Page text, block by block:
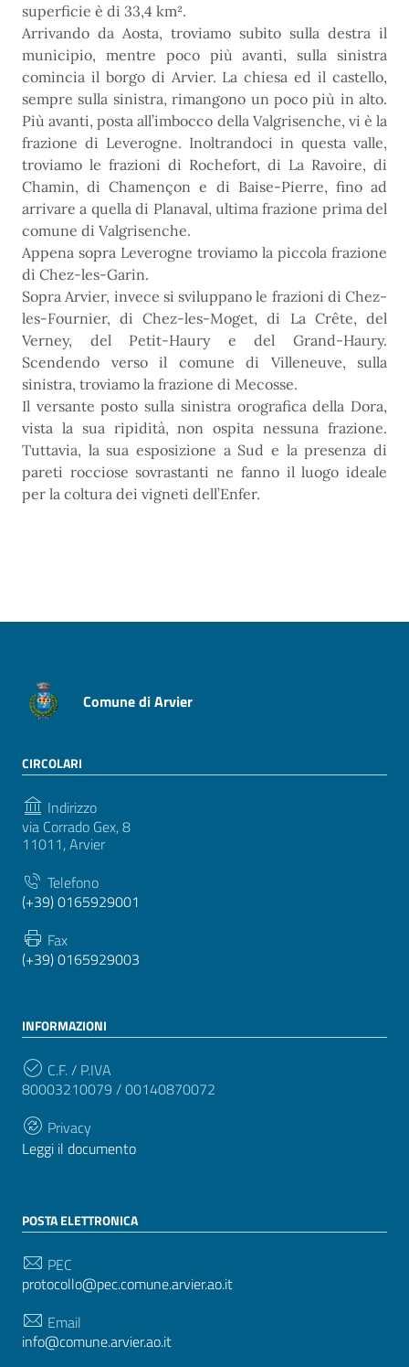
superficie è di 33,4 km².
Arrivando da Aosta, troviamo subito sulla destra il
municipio, mentre poco più avanti, sulla sinistra
comincia il borgo di Arvier. La chiesa ed il castello,
sempre sulla sinistra, rimangono un poco più in alto.
Più avanti, posta all’imbocco della Valgrisenche, vi è la
frazione di Leverogne. Inoltrandoci in questa valle,
troviamo le frazioni di Rochefort, di La Ravoire, di
Chamin, di Chamençon e di Baise-Pierre, fino ad
arrivare a quella di Planaval, ultima frazione prima del
comune di Valgrisenche.
Appena sopra Leverogne troviamo la piccola frazione
di Chez-les-Garin.
Sopra Arvier, invece si sviluppano le frazioni di Chez-
les-Fournier, di Chez-les-Moget, di La Crête, del
Verney, del Petit-Haury e del Grand-Haury.
Scendendo verso il comune di Villeneuve, sulla
sinistra, troviamo la frazione di Mecosse.
Il versante posto sulla sinistra orografica della Dora,
vista la sua ripidità, non ospita nessuna frazione.
Tuttavia, la sua esposizione a Sud e la presenza di
pareti rocciose sovrastanti ne fanno il luogo ideale
per la coltura dei vigneti dell’Enfer.
Comune di Arvier
CIRCOLARI
Indirizzo
via Corrado Gex, 8
11011, Arvier
Telefono
(+39) 0165929001
Fax
(+39) 0165929003
INFORMAZIONI
C.F. / P.IVA
80003210079 / 00140870072
Privacy
Leggi il documento
POSTA ELETTRONICA
PEC
protocollo@pec.comune.arvier.ao.it
Email
info@comune.arvier.ao.it